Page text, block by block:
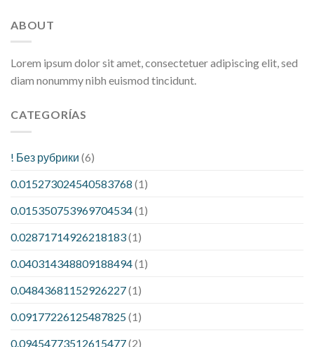
ABOUT
Lorem ipsum dolor sit amet, consectetuer adipiscing elit, sed
diam nonummy nibh euismod tincidunt.
CATEGORÍAS
! Без рубрики (6)
0.015273024540583768 (1)
0.015350753969704534(1)
0.02871714926218183(1)
0.040314348809188494(1)
0.04843681152926227(1)
0.09177226125487825(1)
0.09454773512615477(2)